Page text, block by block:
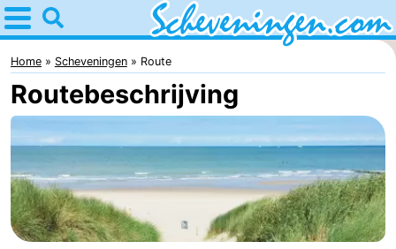
Home
Scheveningen
Tips
kinderen
Overnachten
Appartementen
Home Scheveningen Route
Routebeschrijving